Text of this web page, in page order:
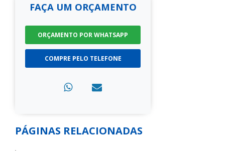
FAÇA UM ORÇAMENTO
ORÇAMENTO POR WHATSAPP
COMPRE PELO TELEFONE
PÁGINAS RELACIONADAS